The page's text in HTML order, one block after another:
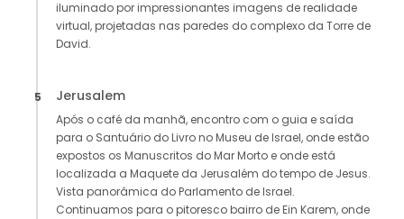
iluminado por impressionantes imagens de realidade
virtual, projetadas nas paredes do complexo da Torre de
David.
5 Jerusalem
Após o café da manhã, encontro com o guia e saída
para o Santuário do Livro no Museu de Israel, onde estão
expostos os Manuscritos do Mar Morto e onde está
localizada a Maquete da Jerusalém do tempo de Jesus.
Vista panorâmica do Parlamento de Israel.
Continuamos para o pitoresco bairro de Ein Karem, onde